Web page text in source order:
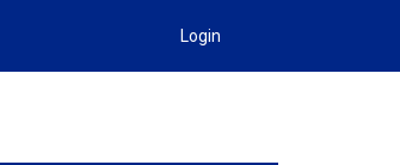
Login